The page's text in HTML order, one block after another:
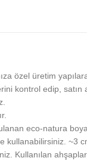
özel üretim
kontrol edip, satın
eco-natura
kullanabilirsiniz. ~3
Kullanılan